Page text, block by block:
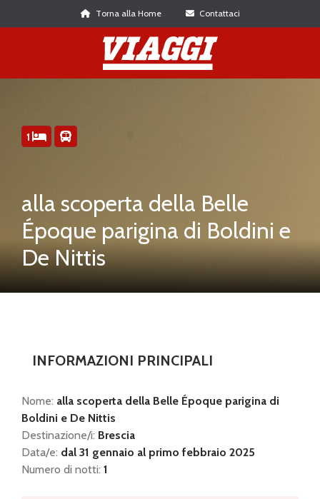
Torna alla Home Contattaci
1
alla scoperta della Belle
Époque parigina di Boldini e
De Nittis
INFORMAZIONI PRINCIPALI
Nome: alla scoperta della Belle Époque parigina di
Boldini e De Nittis
Destinazione/i: Brescia
Data/e: dal 31 gennaio al primo febbraio 2025
Numero di notti: 1